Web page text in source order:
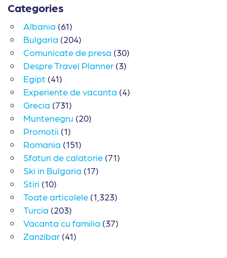
Categories
Albania (61)
Bulgaria (204)
Comunicate de presa (30)
Despre Travel Planner (3)
Egipt (41)
Experiente de vacanta (4)
Grecia (731)
Muntenegru (20)
Promotii (1)
Romania (151)
Sfaturi de calatorie (71)
Ski in Bulgaria (17)
Stiri (10)
Toate articolele (1,323)
Turcia (203)
Vacanta cu familia (37)
Zanzibar (41)